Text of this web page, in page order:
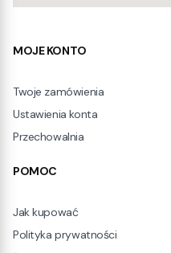
Linki w stopce
MOJE KONTO
Twoje zamówienia
Ustawienia konta
Przechowalnia
POMOC
Jak kupować
Polityka prywatności